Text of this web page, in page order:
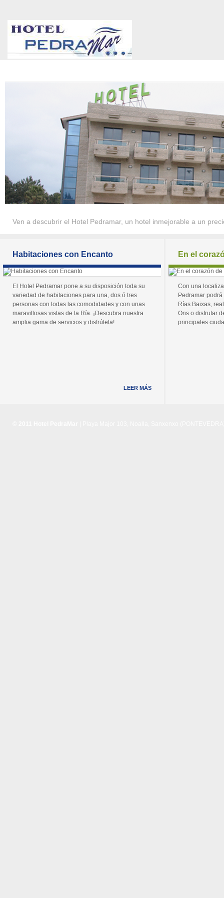
Ven a descubrir el Hotel Pedramar, un hotel inmejorable a un
Habitaciones con Encanto
El Hotel Pedramar pone a su disposición toda su
variedad de habitaciones para una, dos ó tres
personas con todas las comodidades y con unas
maravillosas vistas de la Ría. ¡Descubra nuestra
amplia gama de servicios y disfrútela!
LEER MÁS
En el
Con una
Pedramar
Rías Baixas,
Ons o disfrutar
principales